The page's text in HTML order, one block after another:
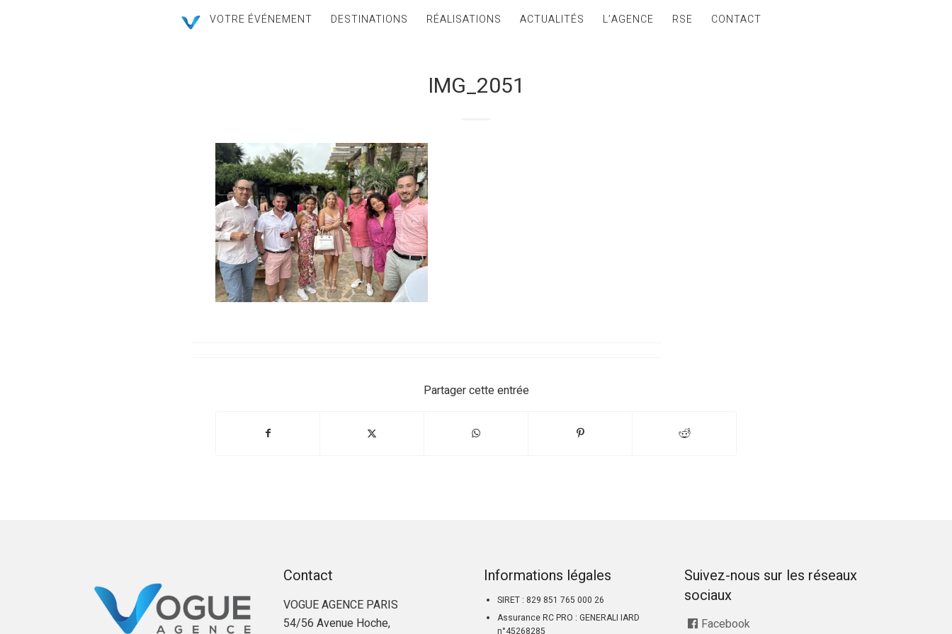
VOTRE ÉVÉNEMENT DESTINATIONS RÉALISATIONS ACTUALITÉS L’AGENCE RSE CONTACT
IMG_2051
Partager cette entrée
Contact
VOGUE AGENCE PARIS
54/56 Avenue Hoche,
Informations légales
SIRET : 829 851 765 000 26
Assurance RC PRO : GENERALI IARD
n°45268285
Suivez-nous sur les réseaux
sociaux
Facebook